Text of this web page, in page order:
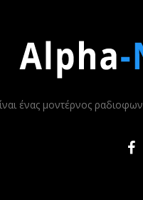
ένας μοντέρνος